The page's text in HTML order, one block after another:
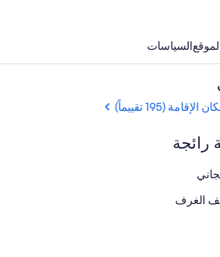
السياسات
(195 تقييماً)
رائجة
الغرف